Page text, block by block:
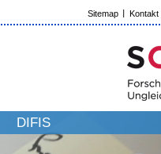
Sitemap Kontakt
DIFIS